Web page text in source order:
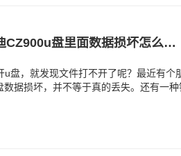
‌闪迪CZ900u盘数据损坏能恢复吗(‌闪迪CZ900u盘里面数据损坏怎么回事)
盘，就发现文件打不开了呢？最近有个
据损坏，并不等于真的丢失。还有一种